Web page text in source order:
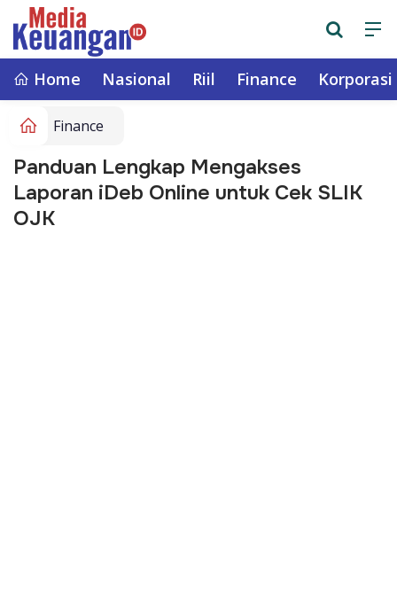
Home Nasional Riil Finance Korporasi
Finance
Panduan Lengkap Mengakses
Laporan iDeb Online untuk Cek SLIK
OJK